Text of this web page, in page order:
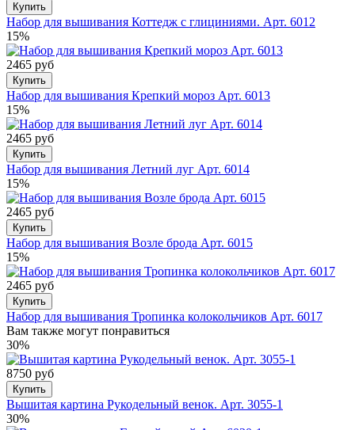
Купить
Набор для вышивания Коттедж с глициниями. Арт. 6012
15%
2465 руб
Купить
Набор для вышивания Крепкий мороз Арт. 6013
15%
2465 руб
Купить
Набор для вышивания Летний луг Арт. 6014
15%
2465 руб
Купить
Набор для вышивания Возле брода Арт. 6015
15%
2465 руб
Купить
Набор для вышивания Тропинка колокольчиков Арт. 6017
Вам также могут понравиться
30%
8750 руб
Купить
Вышитая картина Рукодельный венок. Арт. 3055-1
30%